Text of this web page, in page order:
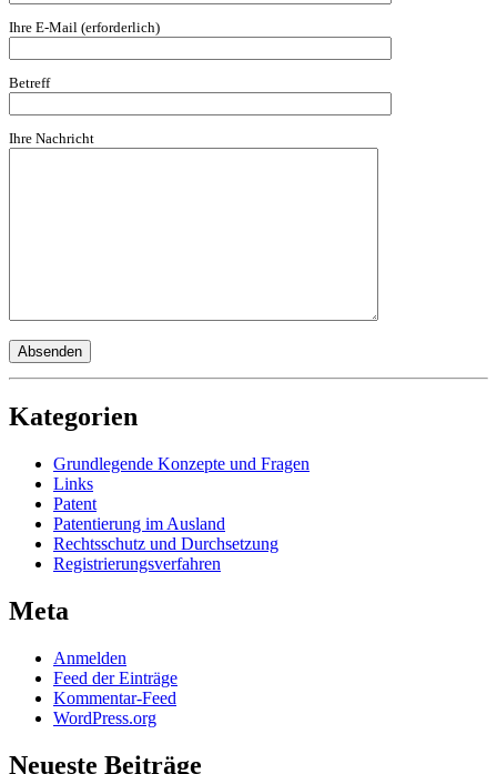
Ihre E-Mail (erforderlich)
Betreff
Ihre Nachricht
Kategorien
Grundlegende Konzepte und Fragen
Links
Patent
Patentierung im Ausland
Rechtsschutz und Durchsetzung
Registrierungsverfahren
Meta
Anmelden
Feed der Einträge
Kommentar-Feed
WordPress.org
Neueste Beiträge